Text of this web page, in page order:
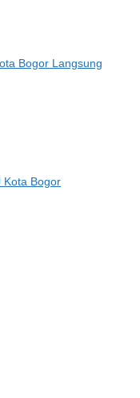
Bogor Langsung
Kota Bogor